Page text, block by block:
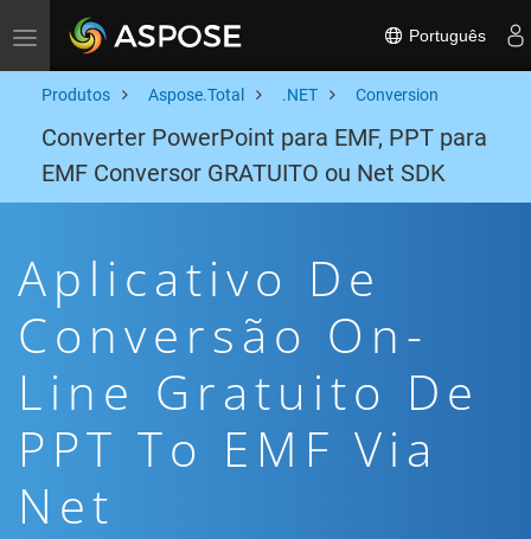
Toggle navigation Português
Produtos Aspose.Total .NET Conversion
Converter PowerPoint para EMF, PPT para
EMF Conversor GRATUITO ou Net SDK
Aplicativo De
Conversão On-
Line Gratuito De
PPT To EMF Via
Net